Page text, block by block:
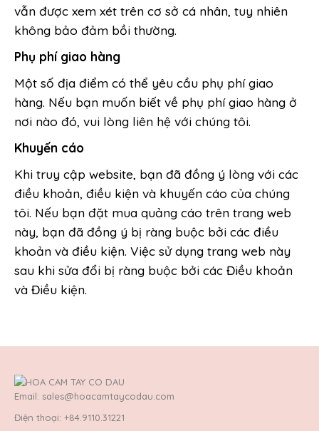
vẫn được xem xét trên cơ sở cá nhân, tuy nhiên
không bảo đảm bồi thường.
Phụ phí giao hàng
Một số địa điểm có thể yêu cầu phụ phí giao
hàng. Nếu bạn muốn biết về phụ phí giao hàng ở
nơi nào đó, vui lòng liên hệ với chúng tôi.
Khuyến cáo
Khi truy cập website, bạn đã đồng ý lòng với các
điều khoản, điều kiện và khuyến cáo của chúng
tôi. Nếu bạn đặt mua quảng cáo trên trang web
này, bạn đã đồng ý bị ràng buộc bởi các điều
khoản và điều kiện. Việc sử dụng trang web này
sau khi sửa đổi bị ràng buộc bởi các Điều khoản
và Điều kiện.
Email: sales@hoacamtaycodau.com
Điện thoại: +84.9110.31221